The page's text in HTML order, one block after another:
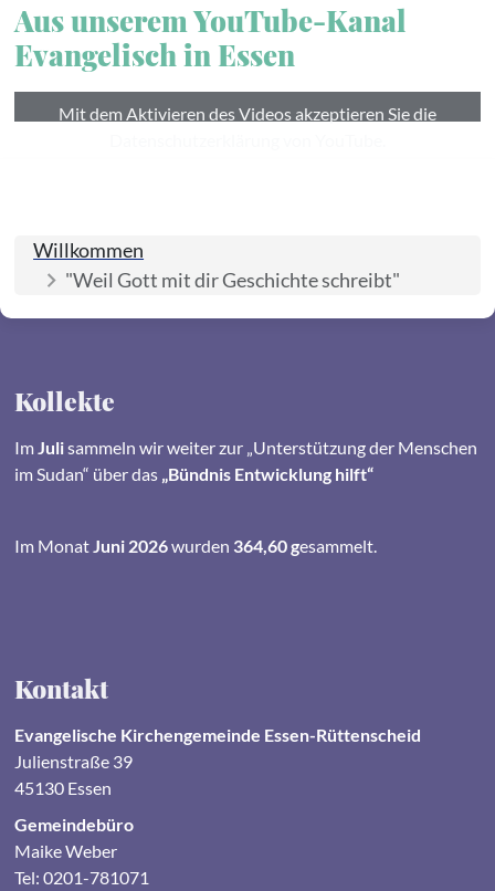
Aus unserem YouTube-Kanal
Evangelisch in Essen
Mit dem Aktivieren des Videos akzeptieren Sie die
Willkommen
"Weil Gott mit dir Geschichte schreibt"
Kollekte
Im Julisammeln wir weiter zur „Unterstützung der Menschen
im Sudan“ über das „Bündnis Entwicklung hilft“
Im MonatJuni 2026wurden 364,60 gesammelt.
Kontakt
Evangelische Kirchengemeinde Essen-Rüttenscheid
Julienstraße 39
45130 Essen
Gemeindebüro
Maike Weber
Tel: 0201-781071